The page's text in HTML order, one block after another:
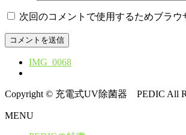
次回のコメントで使用するためブラ
IMG_0068
Copyright © 充電式UV除菌器 PEDIC All
MENU